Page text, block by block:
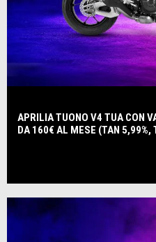
APRILIA TUONO V4 TUA CON
DA 160€ AL MESE (TAN 5,99%,